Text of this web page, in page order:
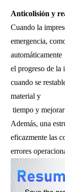
Anticolisión y
Cuando la
emergencia,
automáticamente
el progreso de la
cuando se
material y
tiempo y
Además, una
eficazmente las
errores